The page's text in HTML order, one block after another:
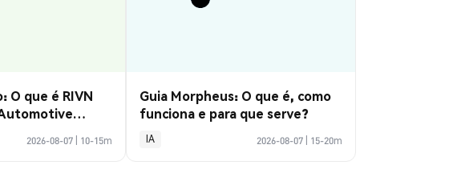
O que é RIVN
2026-08-07 10-15m
Guia Morpheus: O que é, como
funciona e para que serve?
IA 2026-08-07 15-20m